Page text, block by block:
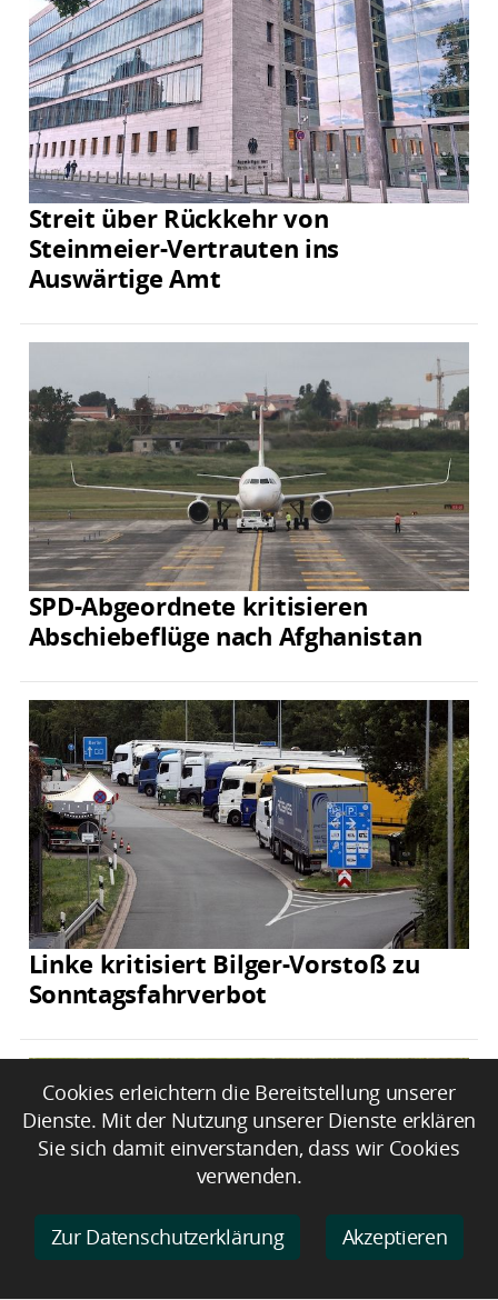
Streit über Rückkehr von
Steinmeier-Vertrauten ins
Auswärtige Amt
SPD-Abgeordnete kritisieren
Abschiebeflüge nach Afghanistan
Linke kritisiert Bilger-Vorstoß zu
Sonntagsfahrverbot
Cookies erleichtern die Bereitstellung unserer
Dienste. Mit der Nutzung unserer Dienste erklären
Sie sich damit einverstanden, dass wir Cookies
verwenden.
Zur Datenschutzerklärung Akzeptieren